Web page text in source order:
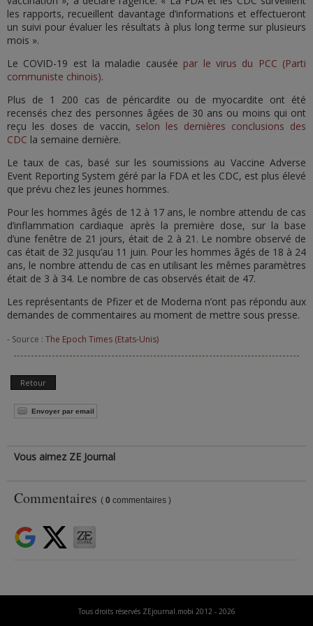
les rapports, recueillent davantage d’informations et effectueront
un suivi pour évaluer les résultats à plus long terme sur plusieurs
mois ».
Le COVID-19 est la maladie causée par le virus du PCC (Parti
communiste chinois).
Plus de 1 200 cas de péricardite ou de myocardite ont été
recensés chez des personnes âgées de 30 ans ou moins qui ont
reçu les doses de vaccin, selon les dernières conclusions des
CDC la semaine dernière.
Le taux de cas, basé sur les soumissions au Vaccine Adverse
Event Reporting System géré par la FDA et les CDC, est plus élevé
que prévu chez les jeunes hommes.
Pour les hommes âgés de 12 à 17 ans, le nombre attendu de cas
d’inflammation cardiaque après la première dose, sur la base
d’une fenêtre de 21 jours, était de 2 à 21. Le nombre observé de
cas était de 32 jusqu’au 11 juin. Pour les hommes âgés de 18 à 24
ans, le nombre attendu de cas en utilisant les mêmes paramètres
était de 3 à 34. Le nombre de cas observés était de 47.
Les représentants de Pfizer et de Moderna n’ont pas répondu aux
demandes de commentaires au moment de mettre sous presse.
- Source : The Epoch Times (Etats-Unis)
Retour
Envoyer par email
Vous aimez ZE Journal
Commentaires ( 0 commentaires )
Tous droits réservés ZEjournal.mobi 2012 - 2026